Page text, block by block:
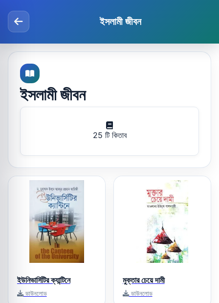
ইসলামী জীবন
ইসলামী জীবন
25 টি কিতাব
ইউনিভার্সিটির ক্যান্টিনে
ডাউনলোড
মুক্তার চেয়ে দামী
ডাউনলোড